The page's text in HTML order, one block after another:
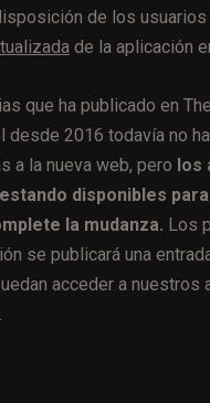
de los usuarios
de la aplicación
que ha publicado en
desde 2016 todavía no
a la nueva web, pero los
disponibles
la mudanza. Los
se publicará una
acceder a nuestros